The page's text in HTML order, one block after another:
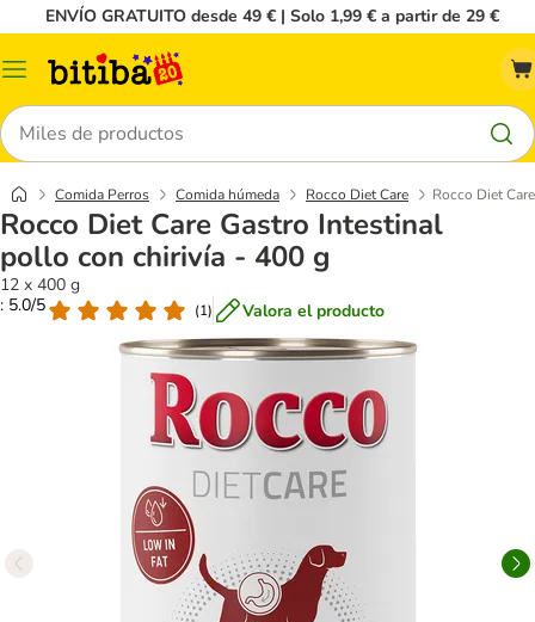
ENVÍO GRATUITO desde 49 € | Solo 1,99 € a partir de 29 €
Menú
Buscar
Comida Perros Comida húmeda Rocco Diet Care Rocco Diet
Rocco Diet Care Gastro Intestinal
pollo con chirivía - 400 g
12 x 400 g
: 5.0/5
(1) Valora el producto